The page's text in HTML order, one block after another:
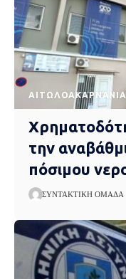
AΙΤΩΛΟΑΚΑΡΝΑΝΊΑ
την
πόσιμου
ΣΥΝΤΑΚΤΙΚΉ ΟΜΆΔΑ